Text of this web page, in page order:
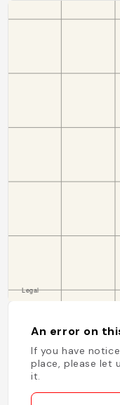
An error on
If you have
place, please let
it.